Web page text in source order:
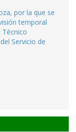
por la que se
temporal
Servicio de